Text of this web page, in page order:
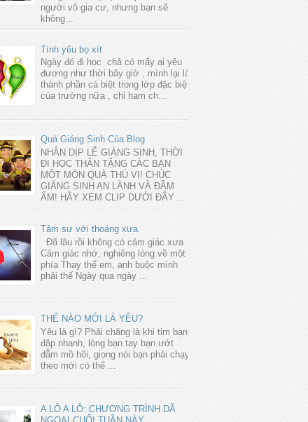
người vô gia cư, nhưng bạn sẽ
không...
Tình yêu bọ xít
Ngày đó đi học chả có mấy ai yêu
đương như thời bây giờ , mình lại là
thành phần cá biệt trong lớp đặc biệt
của trường nữa , chỉ ham ch...
Quà Giáng Sinh Của Blog
NHÂN DỊP LỄ GIÁNG SINH, THỜI
ĐI HỌC THÂN TẶNG CÁC BẠN
MỘT MÓN QUÀ THÚ VỊ! CHÚC
GIÁNG SINH AN LÀNH VÀ ĐẦM
ẤM! HÃY XEM CLIP DƯỚI ĐÂY ...
Tâm sự với thoáng xưa
Đã lâu rồi không có cảm giác xưa
Cảm giác nhớ, nghiêng lòng về một
phía Thay thế em, anh buộc mình
phải thế Ngày qua ngày ...
THẾ NÀO MỚI LÀ YÊU?
Yêu là gì? Phải chăng là khi tim bạn
đập nhanh, lòng bạn tay bạn ướt
đẫm mồ hôi, giọng nói bạn phải chạy
theo mới có thể ...
A LÔ A LÔ: CHƯƠNG TRÌNH DÃ